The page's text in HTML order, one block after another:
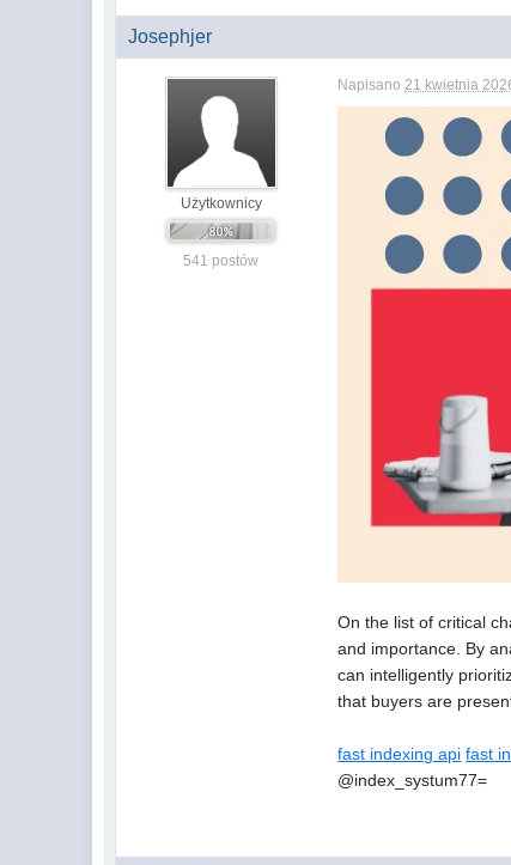
Josephjer
Użytkownicy
541 postów
Napisano21 kwietnia
On the list of critical
and importance. By
can intelligently
that buyers are
fast indexing api fast
@index_systum77=